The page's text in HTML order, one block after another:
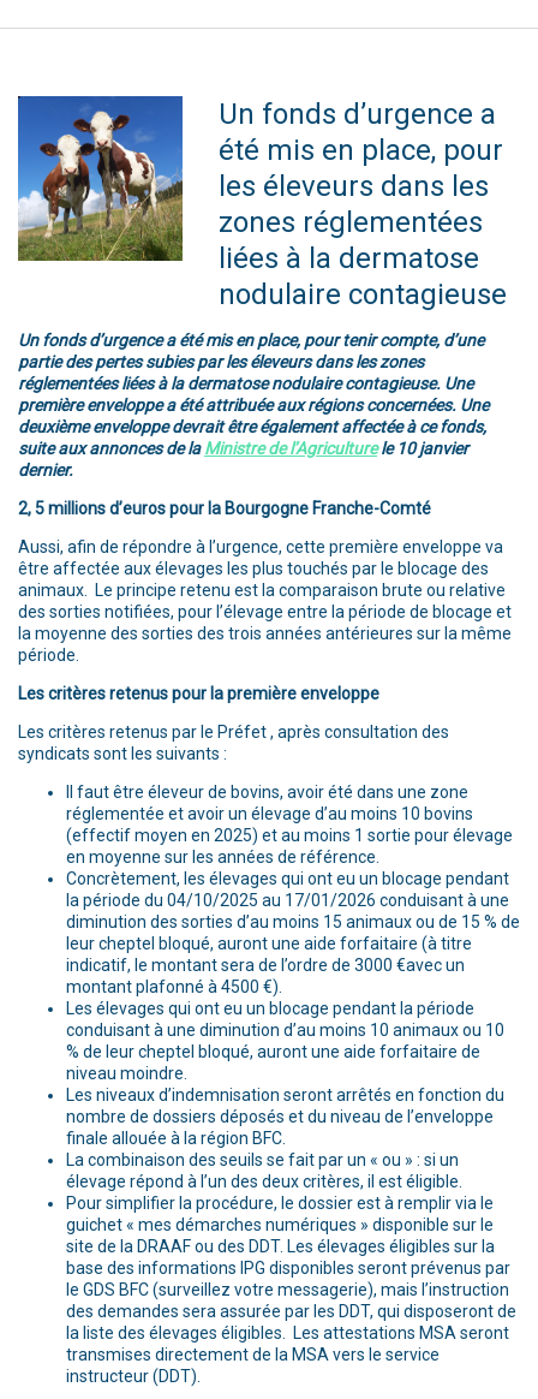
Un fonds d’urgence a
été mis en place, pour
les éleveurs dans les
zones réglementées
liées à la dermatose
nodulaire contagieuse
Un fonds d’urgence a été mis en place, pour tenir compte, d’une
partie des pertes subies par les éleveurs dans les zones
réglementées liées à la dermatose nodulaire contagieuse. Une
première enveloppe a été attribuée aux régions concernées. Une
deuxième enveloppe devrait être également affectée à ce fonds,
suite aux annonces de laMinistre de l’Agriculturele 10 janvier
dernier.
2, 5 millions d’euros pour la Bourgogne Franche-Comté
Aussi, afin de répondre à l’urgence, cette première enveloppe va
être affectée aux élevages les plus touchés par le blocage des
animaux. Le principe retenu est la comparaison brute ou relative
des sorties notifiées, pour l’élevage entre la période de blocage et
la moyenne des sorties des trois années antérieures sur la même
période.
Les critères retenus pour la première enveloppe
Les critères retenus par le Préfet , après consultation des
syndicats sont les suivants :
Il faut être éleveur de bovins, avoir été dans une zone
réglementée et avoir un élevage d’au moins 10 bovins
(effectif moyen en 2025) et au moins 1 sortie pour élevage
en moyenne sur les années de référence.
Concrètement, les élevages qui ont eu un blocage pendant
la période du 04/10/2025 au 17/01/2026 conduisant à une
diminution des sorties d’au moins 15 animaux ou de 15 % de
leur cheptel bloqué, auront une aide forfaitaire (à titre
indicatif, le montant sera de l’ordre de 3000 €avec un
montant plafonné à 4500 €).
Les élevages qui ont eu un blocage pendant la période
conduisant à une diminution d’au moins 10 animaux ou 10
% de leur cheptel bloqué, auront une aide forfaitaire de
niveau moindre.
Les niveaux d’indemnisation seront arrêtés en fonction du
nombre de dossiers déposés et du niveau de l’enveloppe
finale allouée à la région BFC.
La combinaison des seuils se fait par un « ou » : si un
élevage répond à l’un des deux critères, il est éligible.
Pour simplifier la procédure, le dossier est à remplir via le
guichet « mes démarches numériques » disponible sur le
site de la DRAAF ou des DDT. Les élevages éligibles sur la
base des informations IPG disponibles seront prévenus par
le GDS BFC (surveillez votre messagerie), mais l’instruction
des demandes sera assurée par les DDT, qui disposeront de
la liste des élevages éligibles. Les attestations MSA seront
transmises directement de la MSA vers le service
instructeur (DDT).